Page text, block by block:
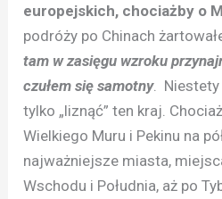
europejskich, chociażby o
podróży po Chinach
tam w zasięgu wzroku
czułem się samotny. Niestety
tylko „liznąć” ten kraj.
Wielkiego Muru i Pekinu na
najważniejsze miasta,
Wschodu i Południa, aż po